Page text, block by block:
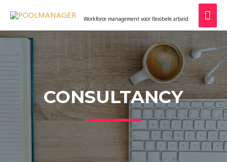
Workforce management voor flexibele arbeid
CONSULTANCY